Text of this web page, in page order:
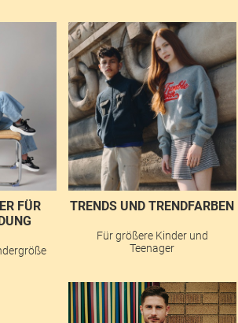
FÜR K
TRENDS UND TRENDFARBEN
Für größere Kinder und
Teenager